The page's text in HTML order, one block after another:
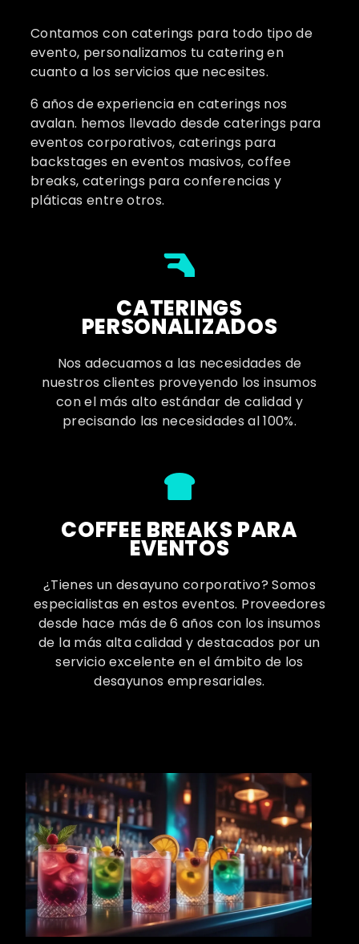
Contamos con caterings para todo tipo de
evento, personalizamos tu catering en
cuanto a los servicios que necesites.
6 años de experiencia en caterings nos
avalan. hemos llevado desde caterings para
eventos corporativos, caterings para
backstages en eventos masivos, coffee
breaks, caterings para conferencias y
pláticas entre otros.
CATERINGS
PERSONALIZADOS
Nos adecuamos a las necesidades de
nuestros clientes proveyendo los insumos
con el más alto estándar de calidad y
precisando las necesidades al 100%.
COFFEE BREAKS PARA
EVENTOS
¿Tienes un desayuno corporativo? Somos
especialistas en estos eventos. Proveedores
desde hace más de 6 años con los insumos
de la más alta calidad y destacados por un
servicio excelente en el ámbito de los
desayunos empresariales.